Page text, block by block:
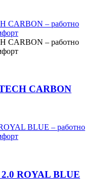
CARBON
ROYAL BLUE